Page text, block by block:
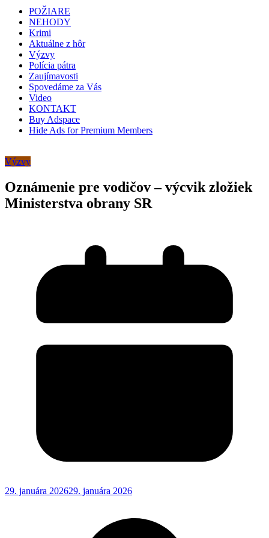
POŽIARE
NEHODY
Krimi
Aktuálne z hôr
Výzvy
Polícia pátra
Zaujímavosti
Spovedáme za Vás
Video
KONTAKT
Buy Adspace
Hide Ads for Premium Members
Výzvy
Oznámenie pre vodičov – výcvik zložiek
Ministerstva obrany SR
29. januára 202629. januára 2026